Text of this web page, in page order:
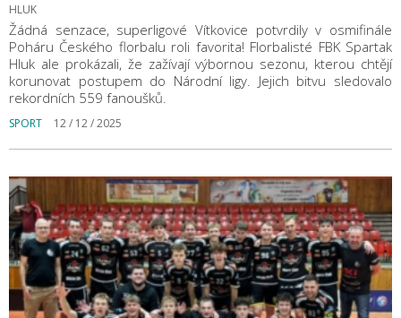
HLUK
Žádná senzace, superligové Vítkovice potvrdily v osmifinále
Poháru Českého florbalu roli favorita! Florbalisté FBK Spartak
Hluk ale prokázali, že zažívají výbornou sezonu, kterou chtějí
korunovat postupem do Národní ligy. Jejich bitvu sledovalo
rekordních 559 fanoušků.
SPORT 12 / 12 / 2025